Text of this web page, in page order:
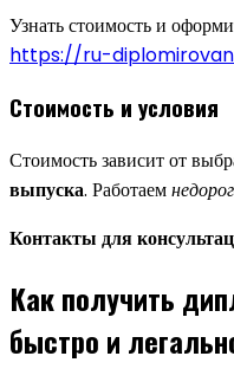
Узнать стоимость и
https://ru-
Стоимость и условия
Стоимость зависит от
выпуска. Работаем
Контакты для
Как получить
быстро и